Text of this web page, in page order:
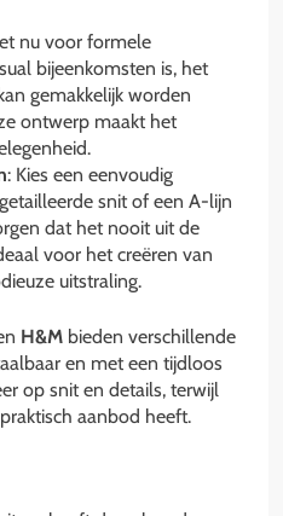
nu voor formele
bijeenkomsten is, het
gemakkelijk worden
ontwerp maakt het
: Kies een eenvoudig
snit of een A-lijn
dat het nooit uit de
voor het creëren van
uitstraling.
H&M bieden verschillende
en met een tijdloos
op snit en details, terwijl
aanbod heeft.